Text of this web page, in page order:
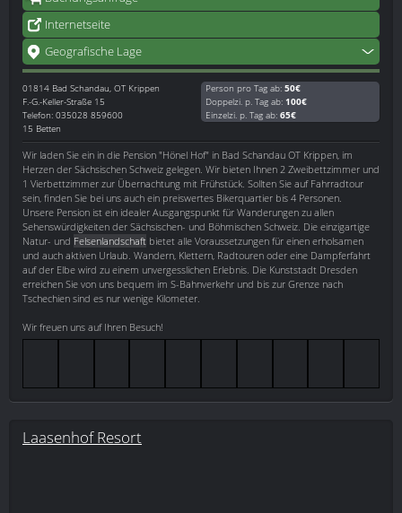
Internetseite
Geografische Lage
01814 Bad Schandau, OT Krippen
F.-G.-Keller-Straße 15
Telefon: 035028 859600
15 Betten
Person pro Tag ab: 50€
Doppelzi. p. Tag ab: 100€
Einzelzi. p. Tag ab: 65€
Wir laden Sie ein in die Pension "Hönel Hof" in Bad Schandau OT Krippen, im
Herzen der Sächsischen Schweiz gelegen. Wir bieten Ihnen 2 Zweibettzimmer und
1 Vierbettzimmer zur Übernachtung mit Frühstück. Sollten Sie auf Fahrradtour
sein, finden Sie bei uns auch ein preiswertes Bikerquartier bis 4 Personen.
Unsere Pension ist ein idealer Ausgangspunkt für Wanderungen zu allen
Sehenswürdigkeiten der Sächsischen- und Böhmischen Schweiz. Die einzigartige
Natur- und Felsenlandschaft bietet alle Voraussetzungen für einen erholsamen
und auch aktiven Urlaub. Wandern, Klettern, Radtouren oder eine Dampferfahrt
auf der Elbe wird zu einem unvergesslichen Erlebnis. Die Kunststadt Dresden
erreichen Sie von uns bequem im S-Bahnverkehr und bis zur Grenze nach
Tschechien sind es nur wenige Kilometer.
Wir freuen uns auf Ihren Besuch!
Laasenhof Resort